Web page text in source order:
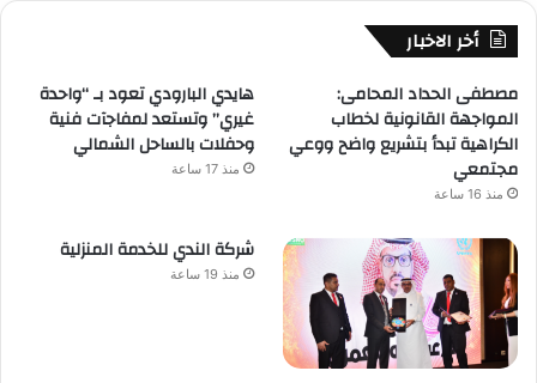
أخر الاخبار
مصطفى الحداد المحامى:
المواجهة القانونية لخطاب
الكراهية تبدأ بتشريع واضح ووعي
مجتمعي
منذ 16 ساعة
هايدي البارودي تعود بـ “واحدة
غيري” وتستعد لمفاجآت فنية
وحفلات بالساحل الشمالي
منذ 17 ساعة
شركة الندي للخدمة المنزلية
منذ 19 ساعة